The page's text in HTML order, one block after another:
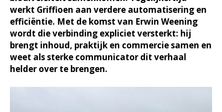
werkt Griffioen aan verdere automatisering en
efficiëntie. Met de komst van Erwin Weening
wordt die verbinding expliciet versterkt: hij
brengt inhoud, praktijk en commercie samen en
weet als sterke communicator dit verhaal
helder over te brengen.